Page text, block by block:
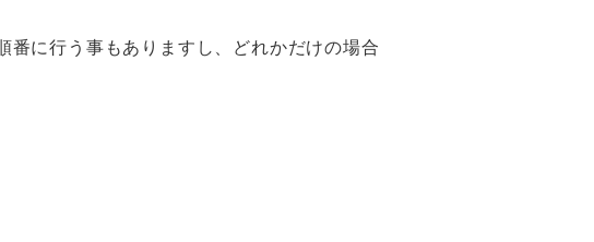
に行う事もありますし、どれかだけの場合